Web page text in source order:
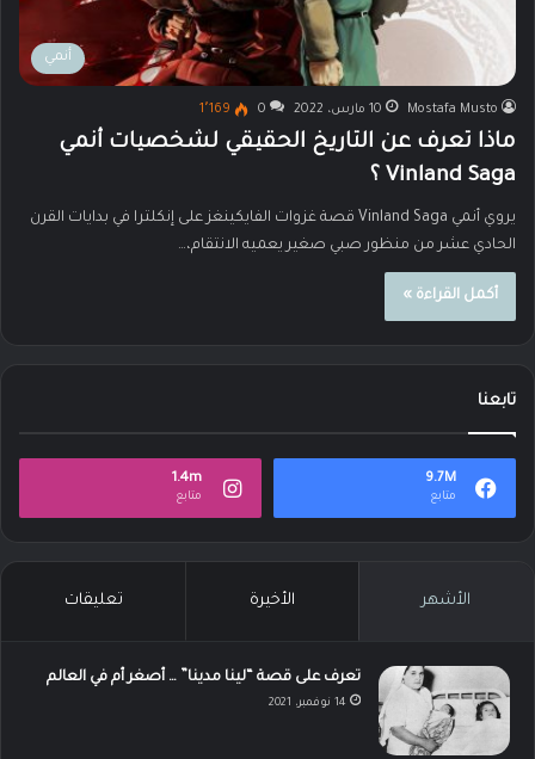
أنمي
Mostafa Musto 10 مارس، 2022 0 1٬169
ماذا تعرف عن التاريخ الحقيقي لشخصيات أنمي
Vinland Saga ؟
يروي أنمي Vinland Saga قصة غزوات الفايكينغز على إنكلترا في بدايات القرن
الحادي عشر من منظور صبي صغير يعميه الانتقام،…
أكمل القراءة »
تابعنا
9.7M
متابع
1.4m
متابع
الأشهر الأخيرة تعليقات
تعرف على قصة “لينا مدينا” … أصغر أم في العالم
14 نوفمبر، 2021